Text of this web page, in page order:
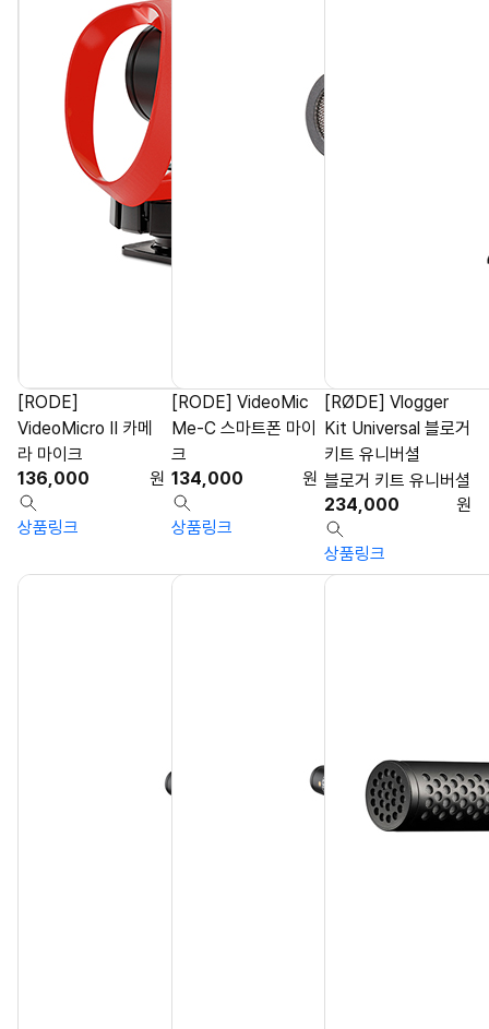
[RODE]
VideoMicro II 카메
라 마이크
136,000
원
상품링크
[RODE] VideoMic
Me-C 스마트폰 마이
크
134,000
원
상품링크
[RØDE] Vlogger
Kit Universal 블로거
키트 유니버셜
블로거 키트 유니버셜
234,000
원
상품링크